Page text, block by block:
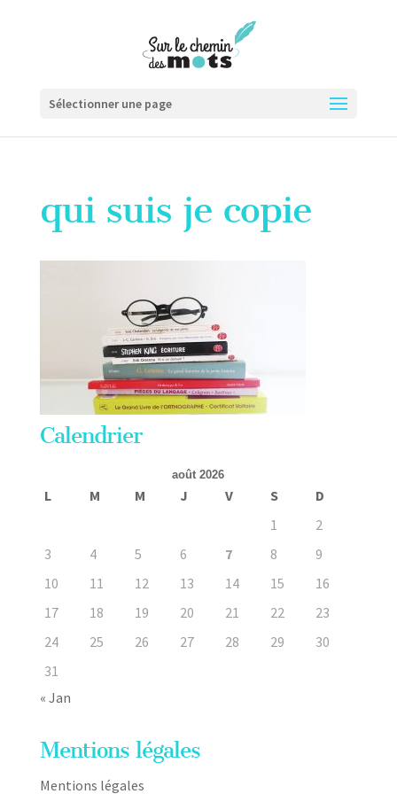
Sélectionner une page
qui suis je copie
Calendrier
août 2026
L M M J V S
D
1
2
3
4 5 6 7 8
9
10
11 12 13 14 15
16
17
18 19 20 21 22
23
24
25 26 27 28 29
30
31
« Jan
Mentions légales
Mentions légales